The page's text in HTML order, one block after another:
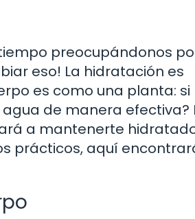
preocupándonos
eso! La hidratación es
es como una planta: si
de manera efectiva?
a mantenerte
prácticos, aquí